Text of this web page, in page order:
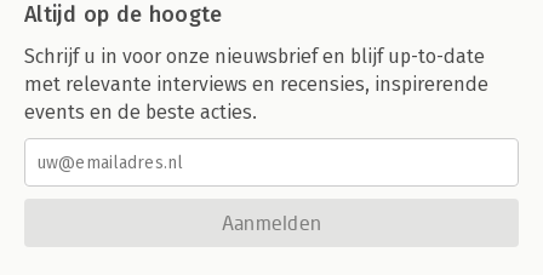
Altijd op de hoogte
Schrijf u in voor onze nieuwsbrief en blijf up-to-date
met relevante interviews en recensies, inspirerende
events en de beste acties.
Aanmelden